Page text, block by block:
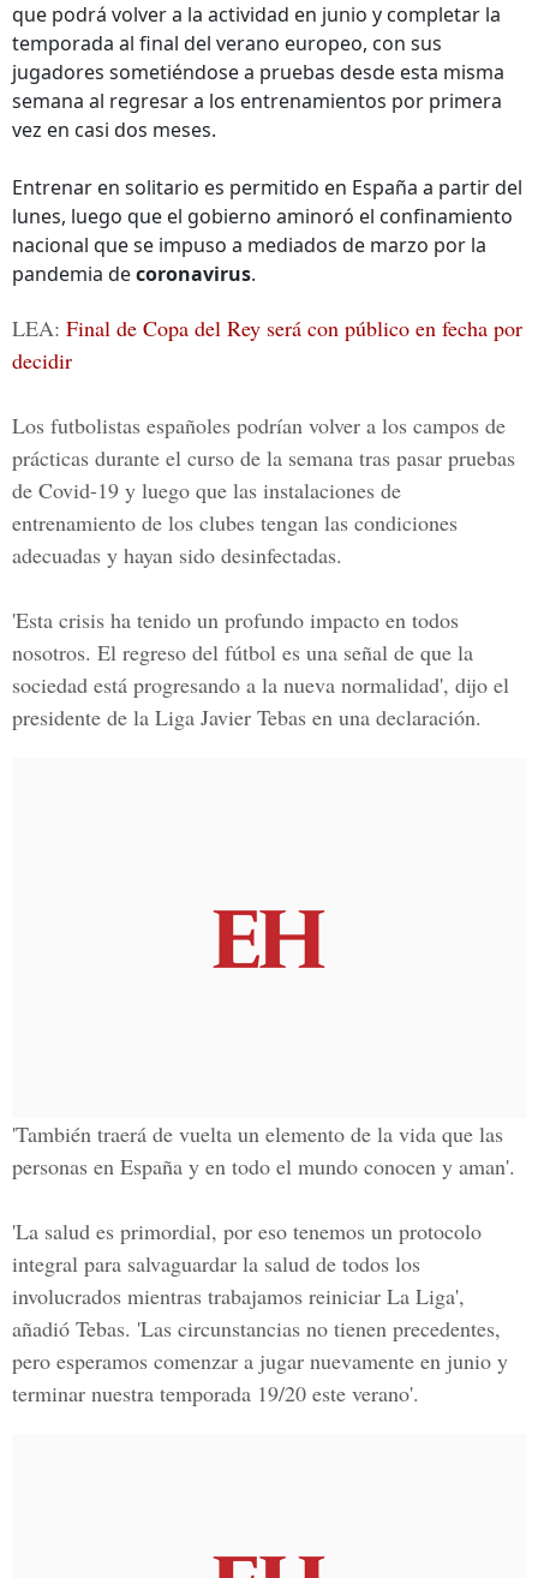
que podrá volver a la actividad en junio y completar la
temporada al final del verano europeo, con sus
jugadores sometiéndose a pruebas desde esta misma
semana al regresar a los entrenamientos por primera
vez en casi dos meses.
Entrenar en solitario es permitido en España a partir del
lunes, luego que el gobierno aminoró el confinamiento
nacional que se impuso a mediados de marzo por la
pandemia decoronavirus.
LEA: Final de Copa del Rey será con público en fecha por
decidir
Los futbolistas españoles podrían volver a los campos de
prácticas durante el curso de la semana tras pasar pruebas
de Covid-19 y luego que las instalaciones de
entrenamiento de los clubes tengan las condiciones
adecuadas y hayan sido desinfectadas.
'Esta crisis ha tenido un profundo impacto en todos
nosotros. El regreso del fútbol es una señal de que la
sociedad está progresando a la nueva normalidad', dijo el
presidente de la Liga Javier Tebas en una declaración.
'También traerá de vuelta un elemento de la vida que las
personas en España y en todo el mundo conocen y aman'.
'La salud es primordial, por eso tenemos un protocolo
integral para salvaguardar la salud de todos los
involucrados mientras trabajamos reiniciar La Liga',
añadió Tebas. 'Las circunstancias no tienen precedentes,
pero esperamos comenzar a jugar nuevamente en junio y
terminar nuestra temporada 19/20 este verano'.